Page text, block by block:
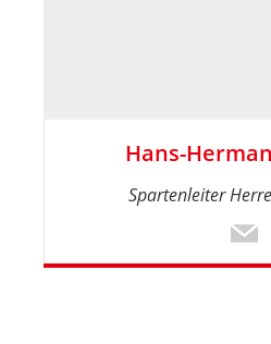
Hans-
Spartenleiter